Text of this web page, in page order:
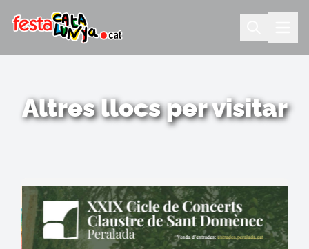
Altres llocs per visitar